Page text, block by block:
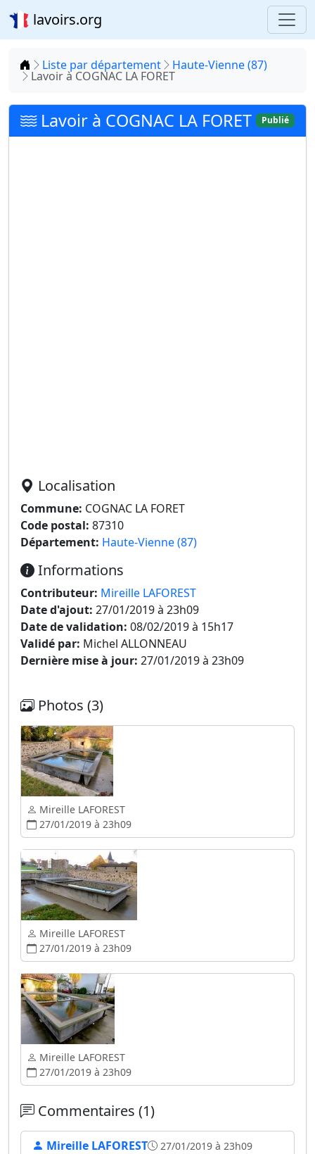
lavoirs.org
Accueil
Liste par département Haute-Vienne (87)
Lavoir à COGNAC LA FORET
Lavoir à COGNAC LA FORET Publié
Localisation
Commune: COGNAC LA FORET
Code postal: 87310
Département: Haute-Vienne (87)
Informations
Contributeur: Mireille LAFOREST
Date d'ajout: 27/01/2019 à 23h09
Date de validation: 08/02/2019 à 15h17
Validé par: Michel ALLONNEAU
Dernière mise à jour: 27/01/2019 à 23h09
Photos (3)
Mireille LAFOREST
27/01/2019 à 23h09
Mireille LAFOREST
27/01/2019 à 23h09
Mireille LAFOREST
27/01/2019 à 23h09
Commentaires (1)
Mireille LAFOREST 27/01/2019 à 23h09